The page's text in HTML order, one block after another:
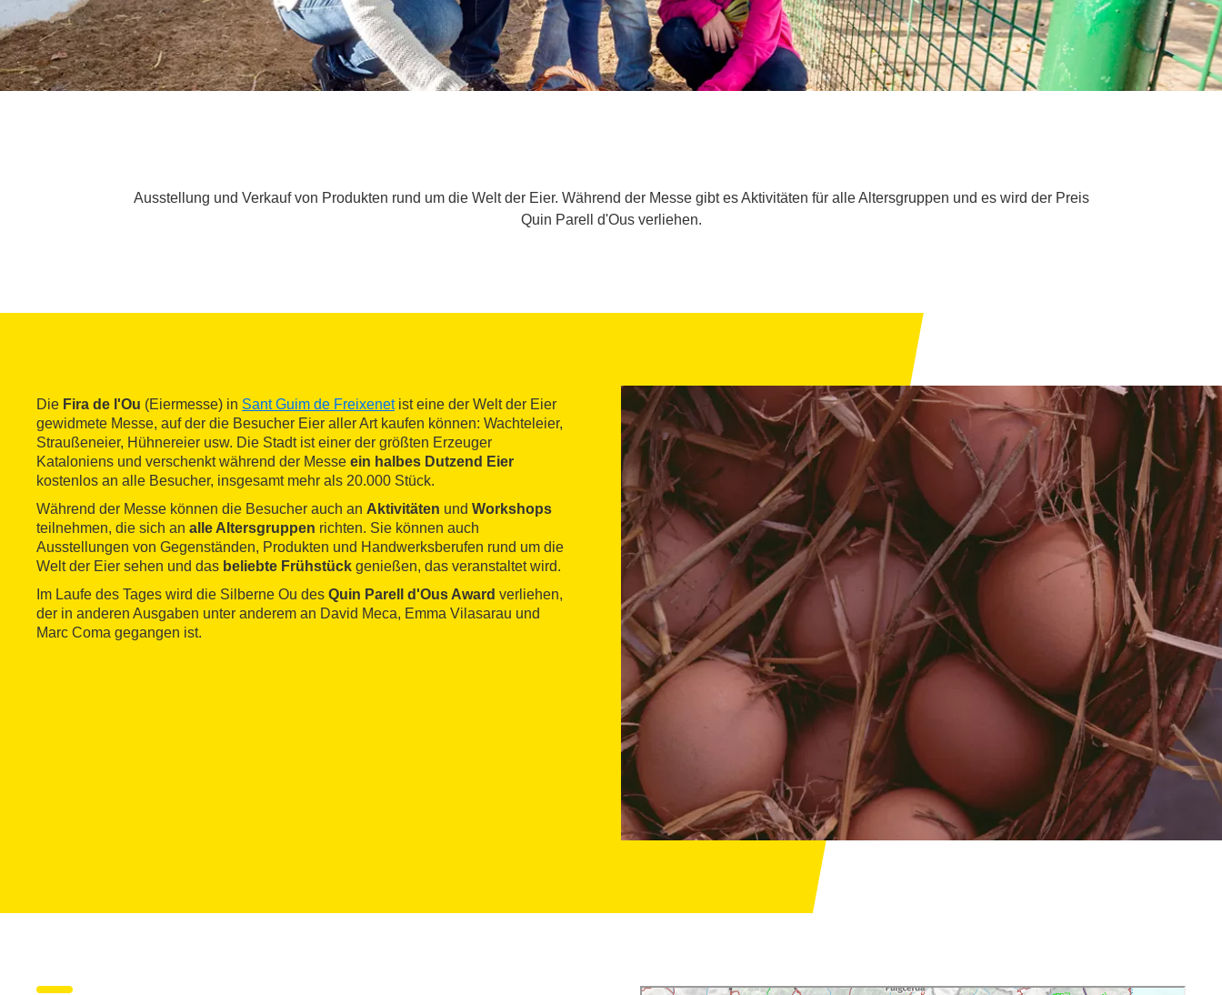
Ausstellung und Verkauf von Produkten rund um die Welt der Eier. Während der Messe gibt es Aktivitäten für alle Altersgruppen und es wird der Preis
Quin Parell d'Ous verliehen.
Die Fira de l'Ou (Eiermesse) in Sant Guim de Freixenetist eine der Welt der Eier
gewidmete Messe, auf der die Besucher Eier aller Art kaufen können: Wachteleier,
Straußeneier, Hühnereier usw. Die Stadt ist einer der größten Erzeuger
Kataloniens und verschenkt während der Messe ein halbes Dutzend Eier
kostenlos an alle Besucher, insgesamt mehr als 20.000 Stück.
Während der Messe können die Besucher auch an Aktivitäten und Workshops
teilnehmen, die sich an alle Altersgruppen richten. Sie können auch
Ausstellungen von Gegenständen, Produkten und Handwerksberufen rund um die
Welt der Eier sehen und das beliebte Frühstück genießen, das veranstaltet wird.
Im Laufe des Tages wird die Silberne Ou des Quin Parell d'Ous Award verliehen,
der in anderen Ausgaben unter anderem an David Meca, Emma Vilasarau und
Marc Coma gegangen ist.